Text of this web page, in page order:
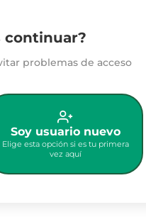
continuar?
problemas de acceso
Soy usuario nuevo
Elige esta opción si es tu primera
vez aquí